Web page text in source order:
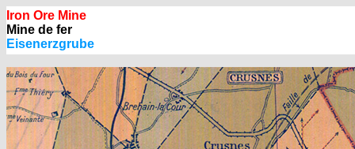
Iron Ore Mine
Mine de fer
Eisenerzgrube